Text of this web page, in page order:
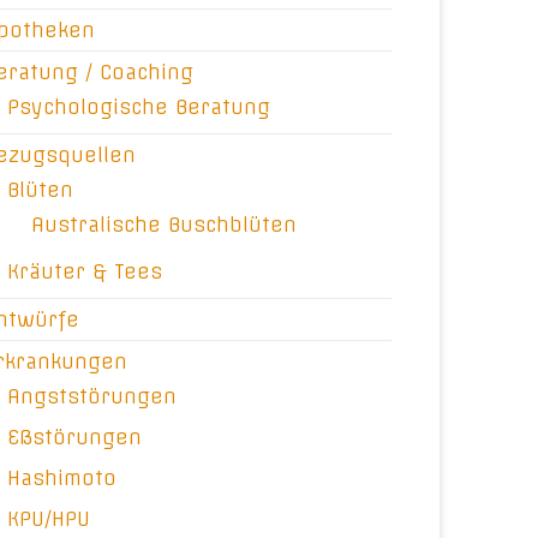
/ Coaching
Psychologische Beratung
Blüten
Australische Buschblüten
Kräuter & Tees
Angststörungen
Eßstörungen
Hashimoto
KPU/HPU